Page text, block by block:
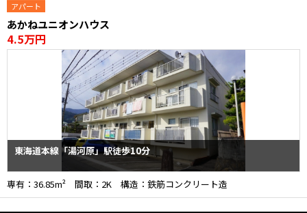
アパート
あかねユニオンハウス
4.5万円
東海道本線「湯河原」駅徒歩10分
専有：36.85m² 間取：2K 構造：鉄筋コンクリート造